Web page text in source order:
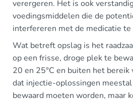
verergeren. Het is ook
voedingsmiddelen die de
interfereren met de medicatie te
Wat betreft opslag is het
op een frisse, droge plek te
20 en 25°C en buiten het bereik
dat injectie-oplossingen
bewaard moeten worden, maar